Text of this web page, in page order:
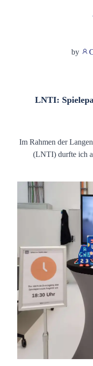
by
LNTI:
Im Rahmen der
(LNTI) durfte ich